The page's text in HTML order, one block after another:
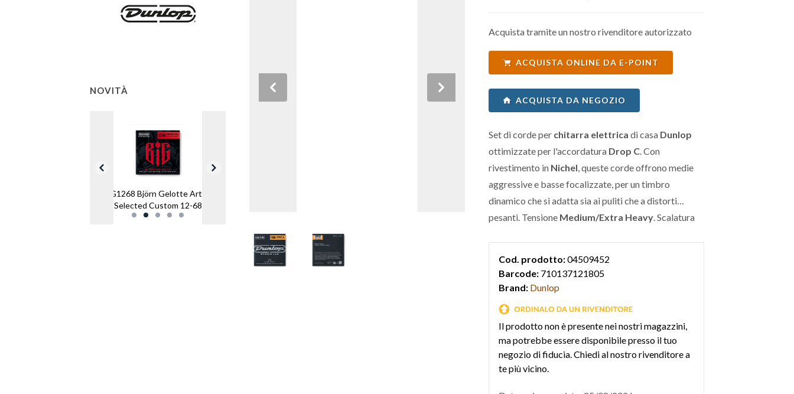
NOVITÀ
BIG1268 Björn Gelotte Artist-
Selected Custom 12-68
Previous Next
Acquista tramite un nostro rivenditore autorizzato
ACQUISTA ONLINE DA E-POINT
ACQUISTA DA NEGOZIO
Set di corde per chitarra elettrica di casa Dunlop
ottimizzate per l'accordatura Drop C. Con
rivestimento in Nichel, queste corde offrono medie
aggressive e basse focalizzate, per un timbro
dinamico che si adatta sia ai puliti che a distorti
pesanti. Tensione Medium/Extra Heavy. Scalatura
Cod. prodotto:04509452
Barcode: 710137121805
Brand: Dunlop
Il prodotto non è presente nei nostri magazzini,
ma potrebbe essere disponibile presso il tuo
negozio di fiducia. Chiedi al nostro rivenditore a
te più vicino.